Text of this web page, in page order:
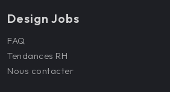
Design Jobs
FAQ
Tendances RH
Nous contacter